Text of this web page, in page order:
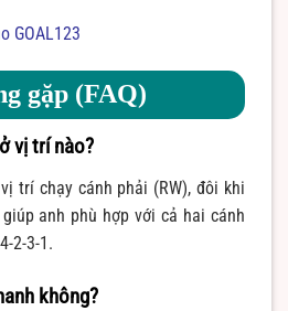
GOAL123
gặp (FAQ)
vị trí nào?
trí chạy cánh phải (RW), đôi khi
anh phù hợp với cả hai cánh
2-3-1.
không?